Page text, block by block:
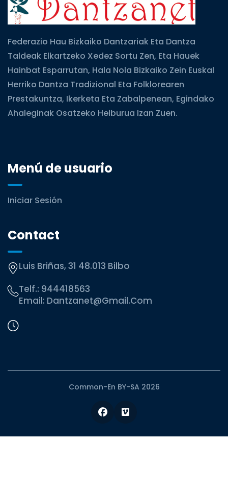
Federazio Hau Bizkaiko Dantzariak Eta Dantza
Taldeak Elkartzeko Xedez Sortu Zen, Eta Hauek
Hainbat Esparrutan, Hala Nola Bizkaiko Zein Euskal
Herriko Dantza Tradizional Eta Folklorearen
Prestakuntza, Ikerketa Eta Zabalpenean, Egindako
Ahaleginak Osatzeko Helburua Izan Zuen.
Menú de usuario
Iniciar Sesión
Contact
Luis Briñas, 31 48.013 Bilbo
Telf.: 944418563
Email: Dantzanet@gmail.com
Common-En BY-SA 2026
Facebook
Vimeo